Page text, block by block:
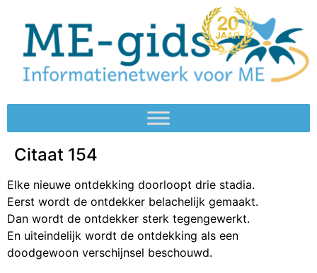
Citaat 154
Elke nieuwe ontdekking doorloopt drie stadia.
Eerst wordt de ontdekker belachelijk gemaakt.
Dan wordt de ontdekker sterk tegengewerkt.
En uiteindelijk wordt de ontdekking als een
doodgewoon verschijnsel beschouwd.